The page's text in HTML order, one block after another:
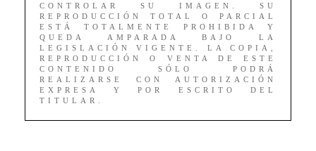
CONTROLAR SU IMAGEN. SU
REPRODUCCIÓN TOTAL O PARCIAL
ESTÁ TOTALMENTE PROHIBIDA Y
QUEDA AMPARADA BAJO LA
LEGISLACIÓN VIGENTE. LA COPIA,
REPRODUCCIÓN O VENTA DE ESTE
CONTENIDO SÓLO PODRÁ
REALIZARSE CON AUTORIZACIÓN
EXPRESA Y POR ESCRITO DEL
TITULAR.